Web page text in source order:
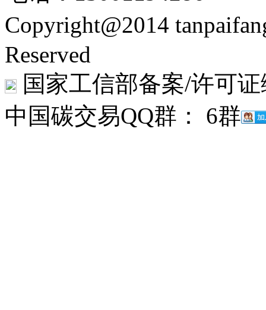
Copyright@2014
Reserved
国家工信部备案/许可
中国碳交易QQ群： 6群